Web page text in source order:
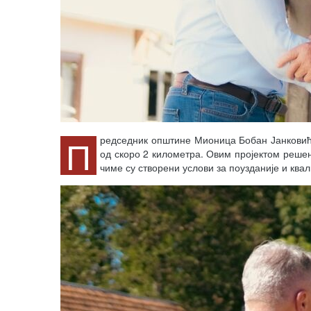
П
редседник општине Мионица Бобан
од скоро 2 километра. Овим пројектом
чиме су створени услови за поузданије и